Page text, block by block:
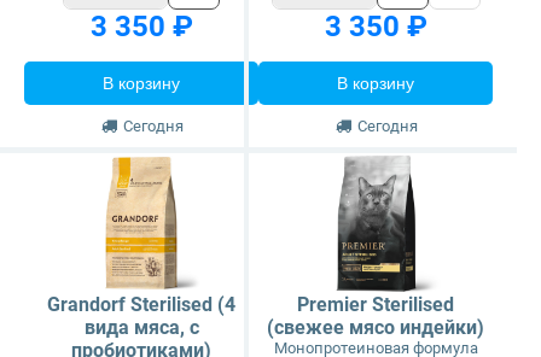
3 350 ₽
В корзину
Сегодня
3 350 ₽
В корзину
Сегодня
Grandorf Sterilised (4
вида мяса, с
пробиотиками)
Premier Sterilised
(свежее мясо индейки)
Монопротеиновая формула